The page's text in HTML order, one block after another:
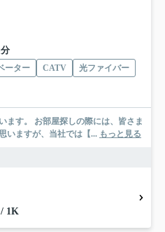
ーター CATV
光ファイバー
は、皆さま
いますが、当社では【... もっと見る
1K